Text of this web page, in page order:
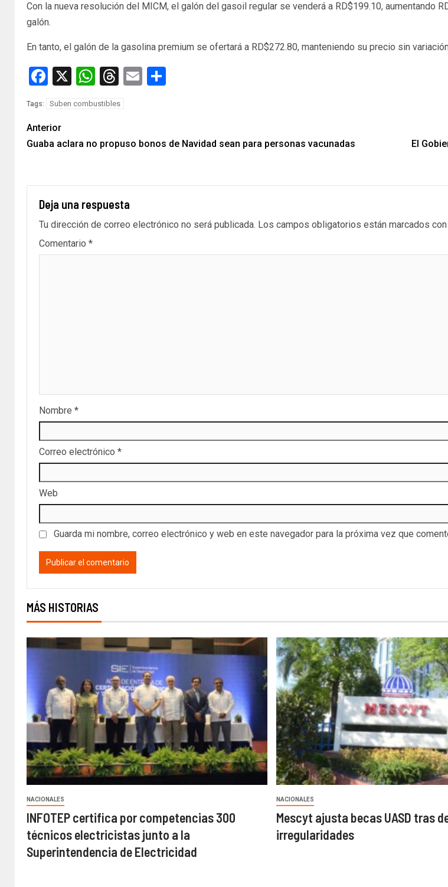
Con la nueva resolución del MICM, el galón del gasoil regular se venderá a RD$199.10, aumentando
galón.
En tanto, el galón de la gasolina premium se ofertará a RD$272.80, manteniendo su precio sin
Facebook
X WhatsApp
Threads
Email
Tags: Suben combustibles
Anterior
Guaba aclara no propuso bonos de Navidad sean para personas vacunadas
El
Deja una respuesta
Tu dirección de correo electrónico no será publicada. Los campos obligatorios están marcados con
Comentario *
Nombre *
Correo electrónico *
Web
Guarda mi nombre, correo electrónico y web en este navegador para la próxima vez que
MÁS HISTORIAS
NACIONALES
INFOTEP certifica por competencias 300
técnicos electricistas junto a la
Superintendencia de Electricidad
NACIONALES
Mescyt ajusta becas UASD tras
irregularidades